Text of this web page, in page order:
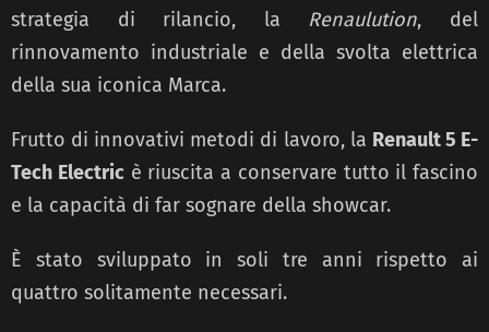
strategia di rilancio, la Renaulution, del
rinnovamento industriale e della svolta elettrica
della sua iconica Marca.
Frutto di innovativi metodi di lavoro, la Renault 5 E-
Tech Electricè riuscita a conservare tutto il fascino
e la capacità di far sognare della showcar.
È stato sviluppato in soli tre anni rispetto ai
quattro solitamente necessari.